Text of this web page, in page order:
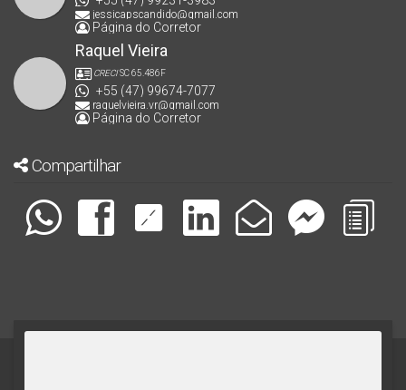
jessicapscandido@gmail.com
Página do Corretor
Raquel Vieira
CRECISC 65.486F
+55 (47) 99674-7077
raquelvieira.vr@gmail.com
Página do Corretor
Compartilhar